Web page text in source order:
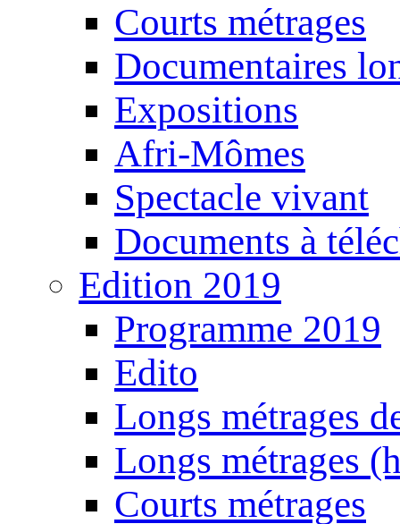
Courts métrages
Documentaires
Expositions
Afri-Mômes
Spectacle vivant
Documents à
Edition 2019
Programme 2019
Edito
Longs métrages
Longs métrages
Courts métrages